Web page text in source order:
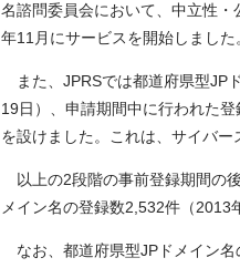
名諮問委員会において、中立性
年11月にサービスを開始しました
また、JPRSでは都道府県型JP
19日）、申請期間中に行われた
を設けました。これは、サイバ
以上の2段階の事前登録期間の
メイン名の登録数2,532件（2013
なお、都道府県型JPドメイン名